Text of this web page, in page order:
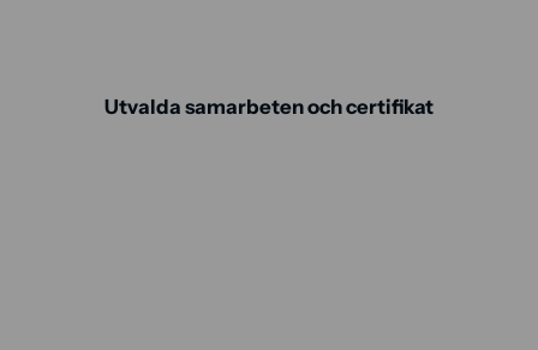
Utvalda samarbeten och certifikat